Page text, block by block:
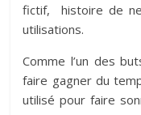
fictif, histoire de
utilisations.
Comme l’un des
faire gagner du
utilisé pour faire